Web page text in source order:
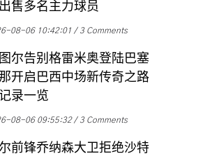
售多名主力球员
08-06 10:42:01 3 Comments
尔告别格雷米奥登陆巴塞
开启巴西中场新传奇之路
录一览
08-06 09:55:32 3 Comments
前锋乔纳森大卫拒绝沙特